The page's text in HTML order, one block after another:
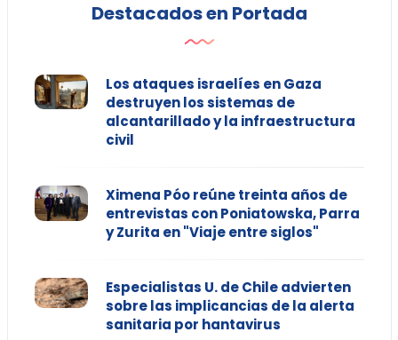
Destacados en Portada
Los ataques israelíes en Gaza
destruyen los sistemas de
alcantarillado y la infraestructura
civil
Ximena Póo reúne treinta años de
entrevistas con Poniatowska, Parra
y Zurita en "Viaje entre siglos"
Especialistas U. de Chile advierten
sobre las implicancias de la alerta
sanitaria por hantavirus